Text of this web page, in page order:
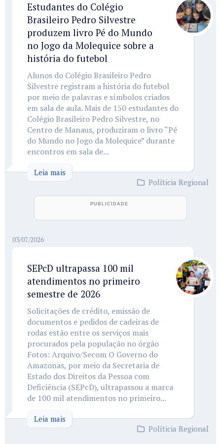
Estudantes do Colégio
Brasileiro Pedro Silvestre
produzem livro Pé do Mundo
no Jogo da Molequice sobre a
história do futebol
Alunos do Colégio Brasileiro Pedro
Silvestre registram a história do futebol
por meio de palavras e símbolos criados
em sala de aula. Mais de 150 estudantes do
Colégio Brasileiro Pedro Silvestre, no
Centro de Manaus, produziram o livro “Pé
do Mundo no Jogo da Molequice” durante
encontros em sala de...
Leia mais
Políticia Regional
03/07/2026
SEPcD ultrapassa 100 mil
atendimentos no primeiro
semestre de 2026
Solicitações de crédito, emissão de
documentos e pedidos de cadeiras de
rodas estão entre os serviços mais
procurados pela população no órgão
Fotos: Arquivo/Secom O Governo do
Amazonas, por meio da Secretaria de
Estado dos Direitos da Pessoa com
Deficiência (SEPcD), ultrapassou a marca
de 100 mil atendimentos no primeiro...
Leia mais
Políticia Regional